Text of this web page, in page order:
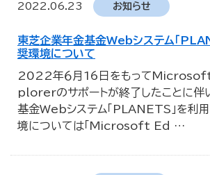
2022.06.23 お知らせ
東芝企業年金基金Webシステム「
奨環境について
2022年６月16日をもって
plorerのサポートが終了したことに伴
基金Webシステム「PLANETS」を利
境については「Microsoft Ed
…